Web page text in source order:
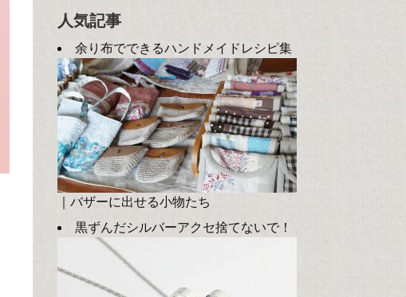
人気記事
余り布でできるハンドメイドレシピ集
｜バザーに出せる小物たち
黒ずんだシルバーアクセ捨てないで！